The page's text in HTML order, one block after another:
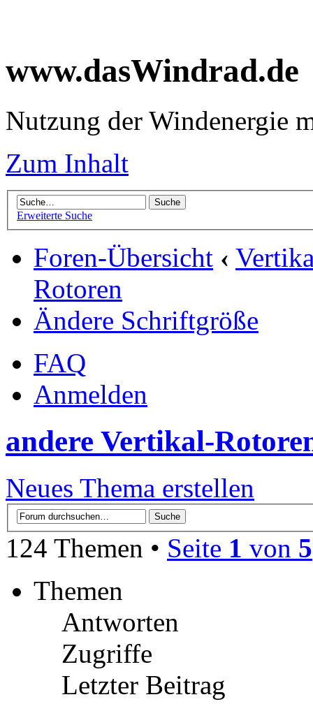
www.dasWindrad.de
Nutzung der Windenergie
Zum Inhalt
Erweiterte Suche
Foren-Übersicht ‹
Rotoren
Ändere Schriftgröße
FAQ
Anmelden
andere Vertikal-
Neues Thema erstellen
124 Themen • Seite 1 von 5
Themen
Antworten
Zugriffe
Letzter Beitrag